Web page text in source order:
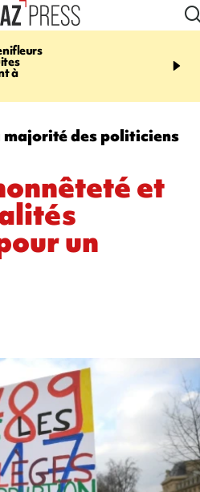
à
09:53
CATASTROPHIQUE
sécheresse, incendies -
majorité des politiciens
et
un